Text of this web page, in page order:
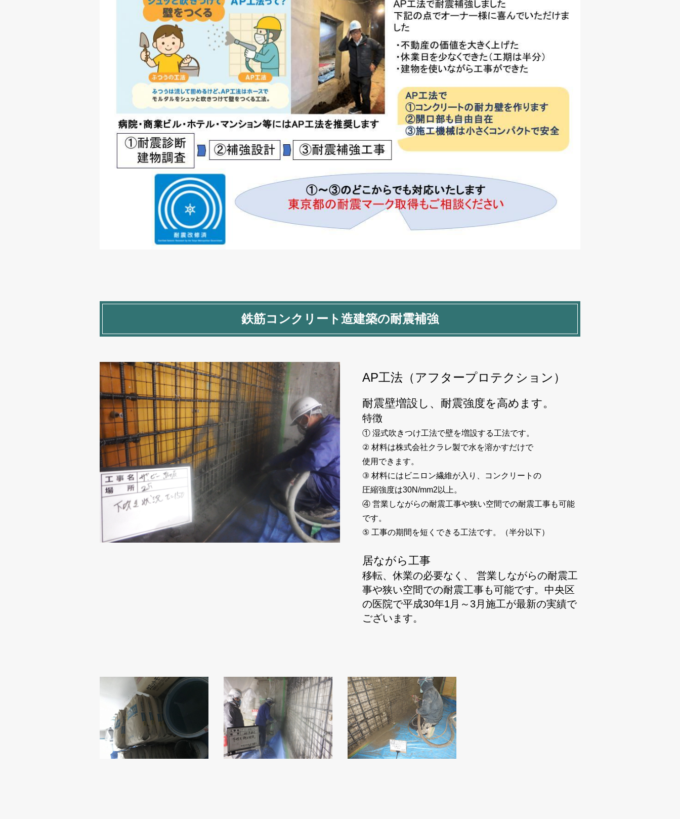
鉄筋コンクリート造建築の耐震補強
AP工法（アフタープロテクション）
耐震壁増設し、耐震強度を高めます。
特徴
① 湿式吹きつけ工法で壁を増設する工法です。
② 材料は株式会社クラレ製で水を溶かすだけで
使用できます。
③ 材料にはビニロン繊維が入り、コンクリートの
圧縮強度は30N/mm2以上。
④ 営業しながらの耐震工事や狭い空間での耐震工事も可能
です。
⑤ 工事の期間を短くできる工法です。（半分以下）
居ながら工事
移転、休業の必要なく、 営業しながらの耐震工
事や狭い空間での耐震工事も可能です。中央区
の医院で平成30年1月～3月施工が最新の実績で
ございます。